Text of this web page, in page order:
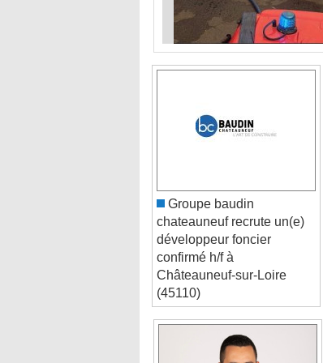
chateauneuf recrute un(e)
développeur foncier
confirmé h/f à
Châteauneuf-sur-Loire
(45110)